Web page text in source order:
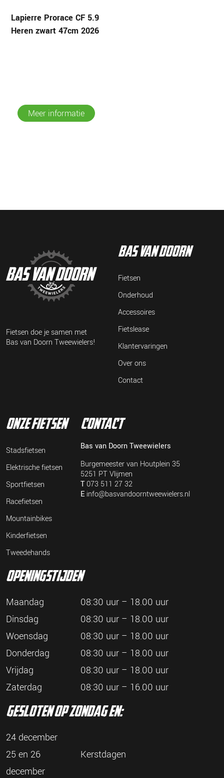
Lapierre Prorace CF 5.9
Heren zwart 47cm 2026
Meer informatie
Fietsen doe je samen met
Bas van Doorn Tweewielers!
bas van doorn
Fietsen
Onderhoud
Accessoires
Fietslease
Klantervaringen
Over ons
Contact
onze fietsen
Stadsfietsen
Elektrische fietsen
Sportfietsen
Racefietsen
Mountainbikes
Kinderfietsen
Tweedehands
contact
Bas van Doorn Tweewielers
Burgemeester van Houtplein 35
5251 PT Vlijmen
T073 511 27 32
E info@basvandoorntweewielers.nl
openingstijden
Maandag
08:30 uur – 18.00 uur
Dinsdag
08:30 uur – 18.00 uur
Woensdag
08:30 uur – 18.00 uur
Donderdag
08:30 uur – 18.00 uur
Vrijdag
08:30 uur – 18.00 uur
Zaterdag
08:30 uur – 16.00 uur
gesloten op zondag en:
24 december
25 en 26
december
Kerstdagen